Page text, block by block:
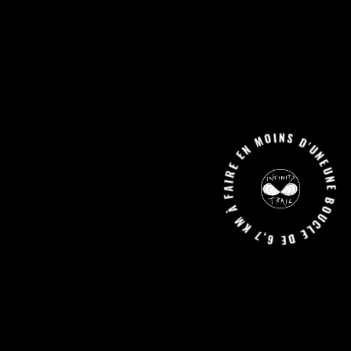
UNE BOUCLE DE 6,7 KM À FAIRE EN MOINS D'UNE HEURE JUSQU'A L'INIFINI.